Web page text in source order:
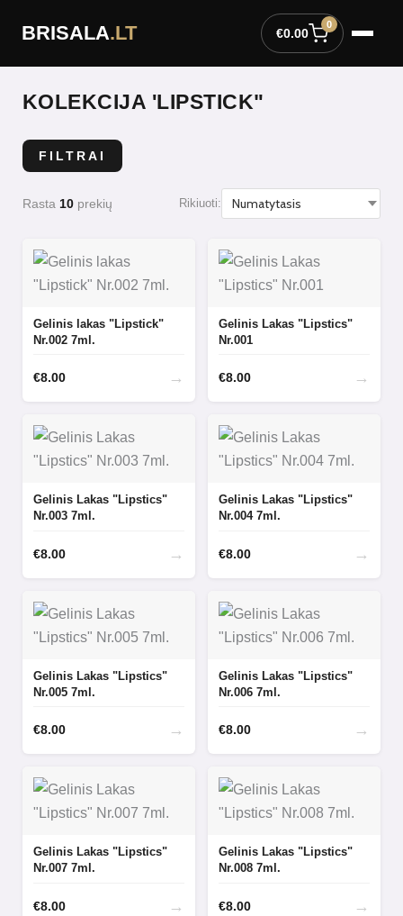
BRISALA.LT €0.00
0
KOLEKCIJA 'LIPSTICK"
FILTRAI
Rasta 10prekių Rikiuoti:
Gelinis lakas "Lipstick"
Nr.002 7ml.
€8.00 →
Gelinis Lakas "Lipstics"
Nr.001
€8.00 →
Gelinis Lakas "Lipstics"
Nr.003 7ml.
€8.00 →
Gelinis Lakas "Lipstics"
Nr.004 7ml.
€8.00 →
Gelinis Lakas "Lipstics"
Nr.005 7ml.
€8.00 →
Gelinis Lakas "Lipstics"
Nr.006 7ml.
€8.00 →
Gelinis Lakas "Lipstics"
Nr.007 7ml.
€8.00 →
Gelinis Lakas "Lipstics"
Nr.008 7ml.
€8.00 →